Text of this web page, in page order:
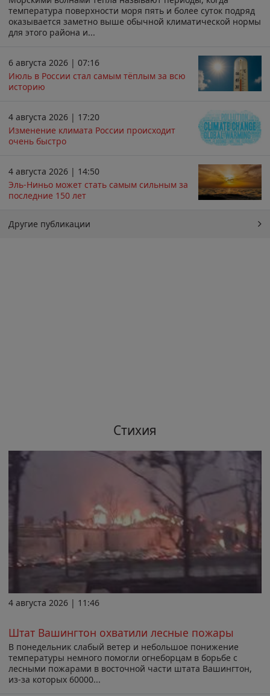
температура поверхности моря пять и более суток подряд
оказывается заметно выше обычной климатической нормы
для этого района и...
6 августа 2026 | 07:16
Июль в России стал самым тёплым за всю
историю
4 августа 2026 | 17:20
Изменение климата России происходит
очень быстро
4 августа 2026 | 14:50
Эль-Ниньо может стать самым сильным за
последние 150 лет
Другие публикации
Стихия
4 августа 2026 | 11:46
Штат Вашингтон охватили лесные пожары
В понедельник слабый ветер и небольшое понижение
температуры немного помогли огнеборцам в борьбе с
лесными пожарами в восточной части штата Вашингтон,
из-за которых 60000...